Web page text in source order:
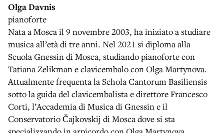
Olga Davnis
pianoforte
Nata a Mosca il 9 novembre 2003, ha iniziato a studiare
musica all’età di tre anni. Nel 2021 si diploma alla
Scuola Gnessin di Mosca, studiando pianoforte con
Tatiana Zelikman e clavicembalo con Olga Martynova.
Attualmente frequenta la Schola Cantorum Basiliensis
sotto la guida del clavicembalista e direttore Francesco
Corti, l’Accademia di Musica di Gnessin e il
Conservatorio Čajkovskij di Mosca dove si sta